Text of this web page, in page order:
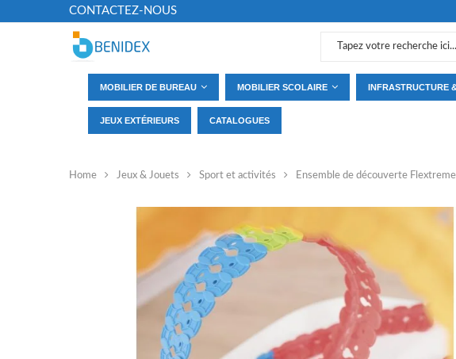
CONTACTEZ-NOUS
MOBILIER DE BUREAU MOBILIER SCOLAIRE INFRASTRUCTURE
JEUX EXTÉRIEURS CATALOGUES
Home Jeux & Jouets Sport et activités Ensemble de découverte Flextreme